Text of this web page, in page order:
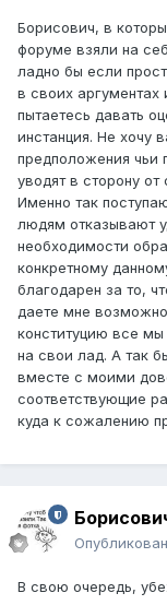
Борисович, в
форуме взяли на
ладно бы если
в своих аргументах
пытаетесь давать
инстанция. Не хочу
предположения чьи
уводят в сторону
Именно так
людям отказывают
необходимости
конкретному
благодарен за то,
даете мне
конституцию все
на свои лад. А так
вместе с моими
соответствующие
куда к сожалению
В свою очередь,